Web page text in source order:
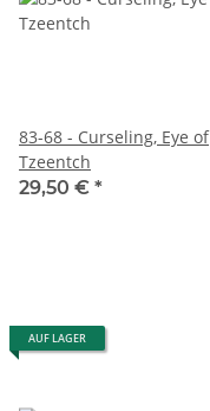
83-68 - Curseling, Eye of
Tzeentch
29,50 € *
AUF LAGER